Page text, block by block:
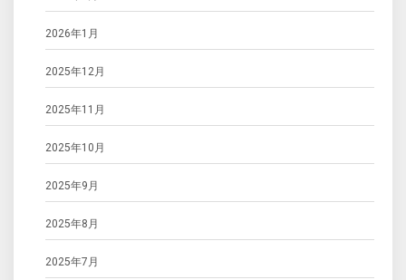
2026年1月
2025年12月
2025年11月
2025年10月
2025年9月
2025年8月
2025年7月